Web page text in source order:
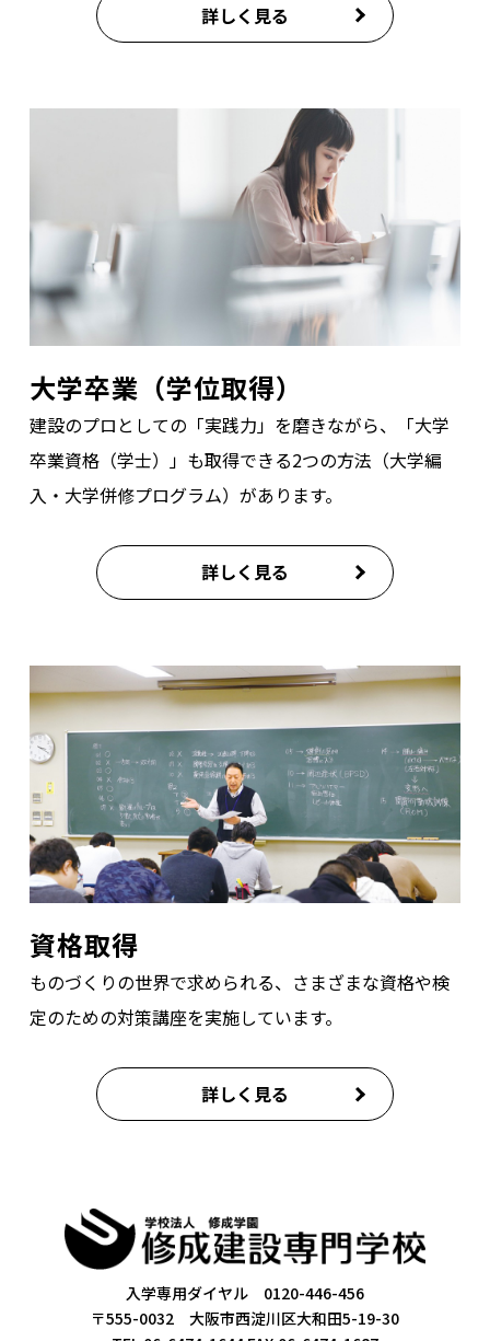
詳しく見る
大学卒業（学位取得）
建設のプロとしての「実践力」を磨きながら、「大学
卒業資格（学士）」も取得できる2つの方法（大学編
入・大学併修プログラム）があります。
詳しく見る
資格取得
ものづくりの世界で求められる、さまざまな資格や検
定のための対策講座を実施しています。
詳しく見る
入学専用ダイヤル 0120-446-456
〒555-0032 大阪市西淀川区大和田5-19-30